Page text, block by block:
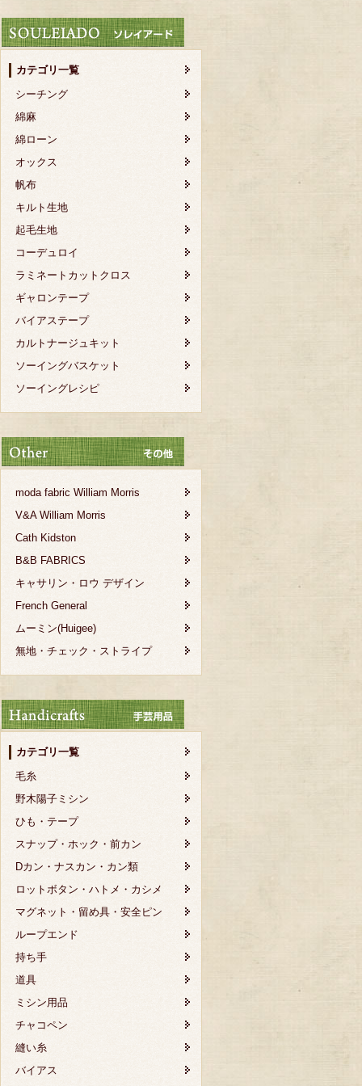
カテゴリ一覧
シーチング
綿麻
綿ローン
オックス
帆布
キルト生地
起毛生地
コーデュロイ
ラミネートカットクロス
ギャロンテープ
バイアステープ
カルトナージュキット
ソーイングバスケット
ソーイングレシピ
moda fabric William Morris
V&A William Morris
Cath Kidston
B&B FABRICS
キャサリン・ロウ デザイン
French General
ムーミン(Huigee)
無地・チェック・ストライプ
カテゴリ一覧
毛糸
野木陽子ミシン
ひも・テープ
スナップ・ホック・前カン
Dカン・ナスカン・カン類
ロットボタン・ハトメ・カシメ
マグネット・留め具・安全ピン
ループエンド
持ち手
道具
ミシン用品
チャコペン
縫い糸
バイアス